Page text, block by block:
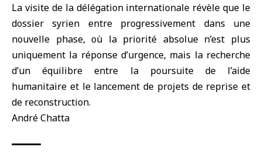
La visite de la délégation internationale révèle que le
dossier syrien entre progressivement dans une
nouvelle phase, où la priorité absolue n’est plus
uniquement la réponse d’urgence, mais la recherche
d’un équilibre entre la poursuite de l’aide
humanitaire et le lancement de projets de reprise et
de reconstruction.
André Chatta